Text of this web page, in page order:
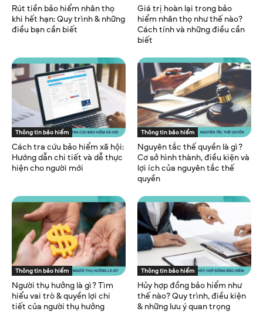
Rút tiền bảo hiểm nhân thọ
khi hết hạn: Quy trình & những
điều bạn cần biết
Giá trị hoàn lại trong bảo
hiểm nhân thọ như thế nào?
Cách tính và những điều cần
biết
Thông tin bảo hiểm
Cách tra cứu bảo hiểm xã hội:
Hướng dẫn chi tiết và dễ thực
hiện cho người mới
Thông tin bảo hiểm
Nguyên tắc thế quyền là gì?
Cơ sở hình thành, điều kiện và
lợi ích của nguyên tắc thế
quyền
Thông tin bảo hiểm
Người thụ hưởng là gì? Tìm
hiểu vai trò & quyền lợi chi
tiết của người thụ hưởng
Thông tin bảo hiểm
Hủy hợp đồng bảo hiểm như
thế nào? Quy trình, điều kiện
& những lưu ý quan trọng